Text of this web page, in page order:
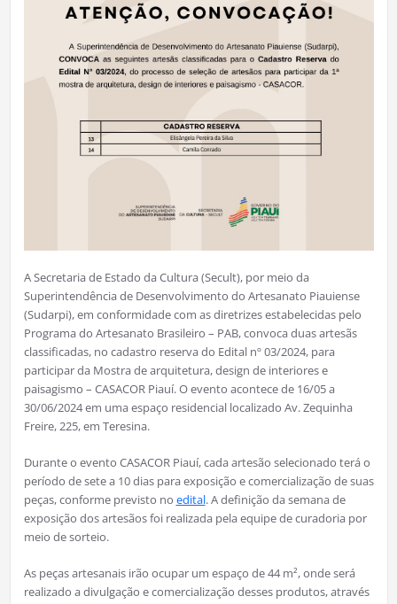
A Secretaria de Estado da Cultura (Secult), por meio da
Superintendência de Desenvolvimento do Artesanato Piauiense
(Sudarpi), em conformidade com as diretrizes estabelecidas pelo
Programa do Artesanato Brasileiro – PAB, convoca duas artesãs
classificadas, no cadastro reserva do Edital nº 03/2024, para
participar da Mostra de arquitetura, design de interiores e
paisagismo – CASACOR Piauí. O evento acontece de 16/05 a
30/06/2024 em uma espaço residencial localizado Av. Zequinha
Freire, 225, em Teresina.
Durante o evento CASACOR Piauí, cada artesão selecionado terá o
período de sete a 10 dias para exposição e comercialização de suas
peças, conforme previsto no edital. A definição da semana de
exposição dos artesãos foi realizada pela equipe de curadoria por
meio de sorteio.
As peças artesanais irão ocupar um espaço de 44 m², onde será
realizado a divulgação e comercialização desses produtos, através